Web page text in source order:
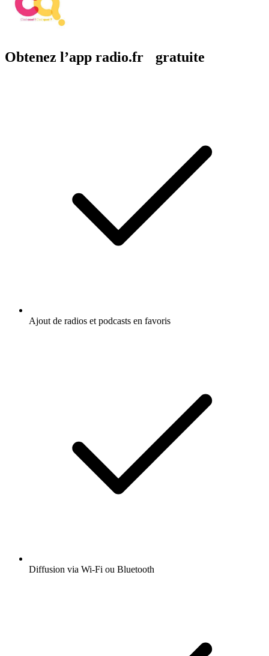
Obtenez l’app radio.fr gratuite
Ajout de radios et podcasts en favoris
Diffusion via Wi-Fi ou Bluetooth